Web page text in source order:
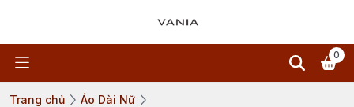
0
Trang chủ
Áo Dài Nữ